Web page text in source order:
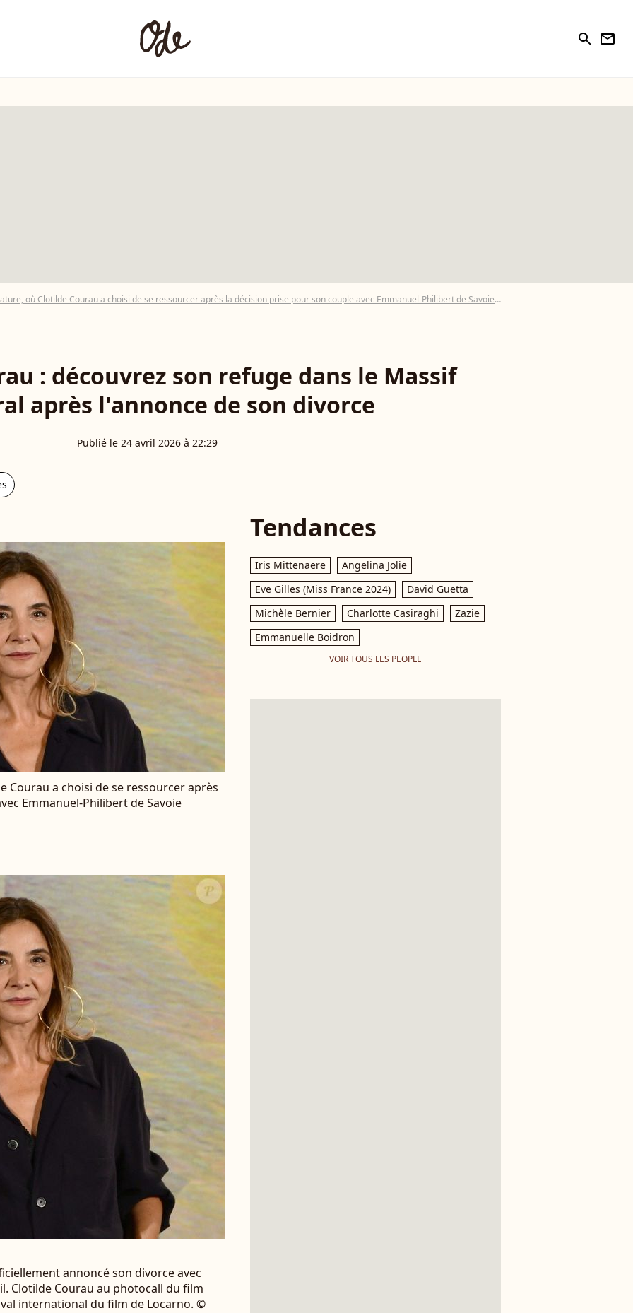
search newsletter
où Clotilde Courau a choisi de se ressourcer après la décision prise pour son couple avec Emmanuel-Philibert de Savoie
: découvrez son refuge dans le Massif
après l'annonce de son divorce
Publié le 24 avril 2026 à 22:29
Courau a choisi de se ressourcer après
Emmanuel-Philibert de Savoie
annoncé son divorce avec
Clotilde Courau au photocall du film
international du film de Locarno. ©
Tendances
Iris Mittenaere
Angelina Jolie
Eve Gilles (Miss France 2024)
David Guetta
Michèle Bernier
Charlotte Casiraghi
Zazie
Emmanuelle Boidron
VOIR TOUS LES PEOPLE